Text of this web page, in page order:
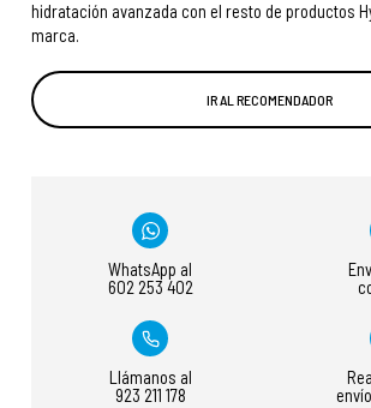
hidratación avanzada con el resto de productos
marca.
IR AL RECOMENDADOR
WhatsApp al
602 253 402
Llámanos al
923 211 178